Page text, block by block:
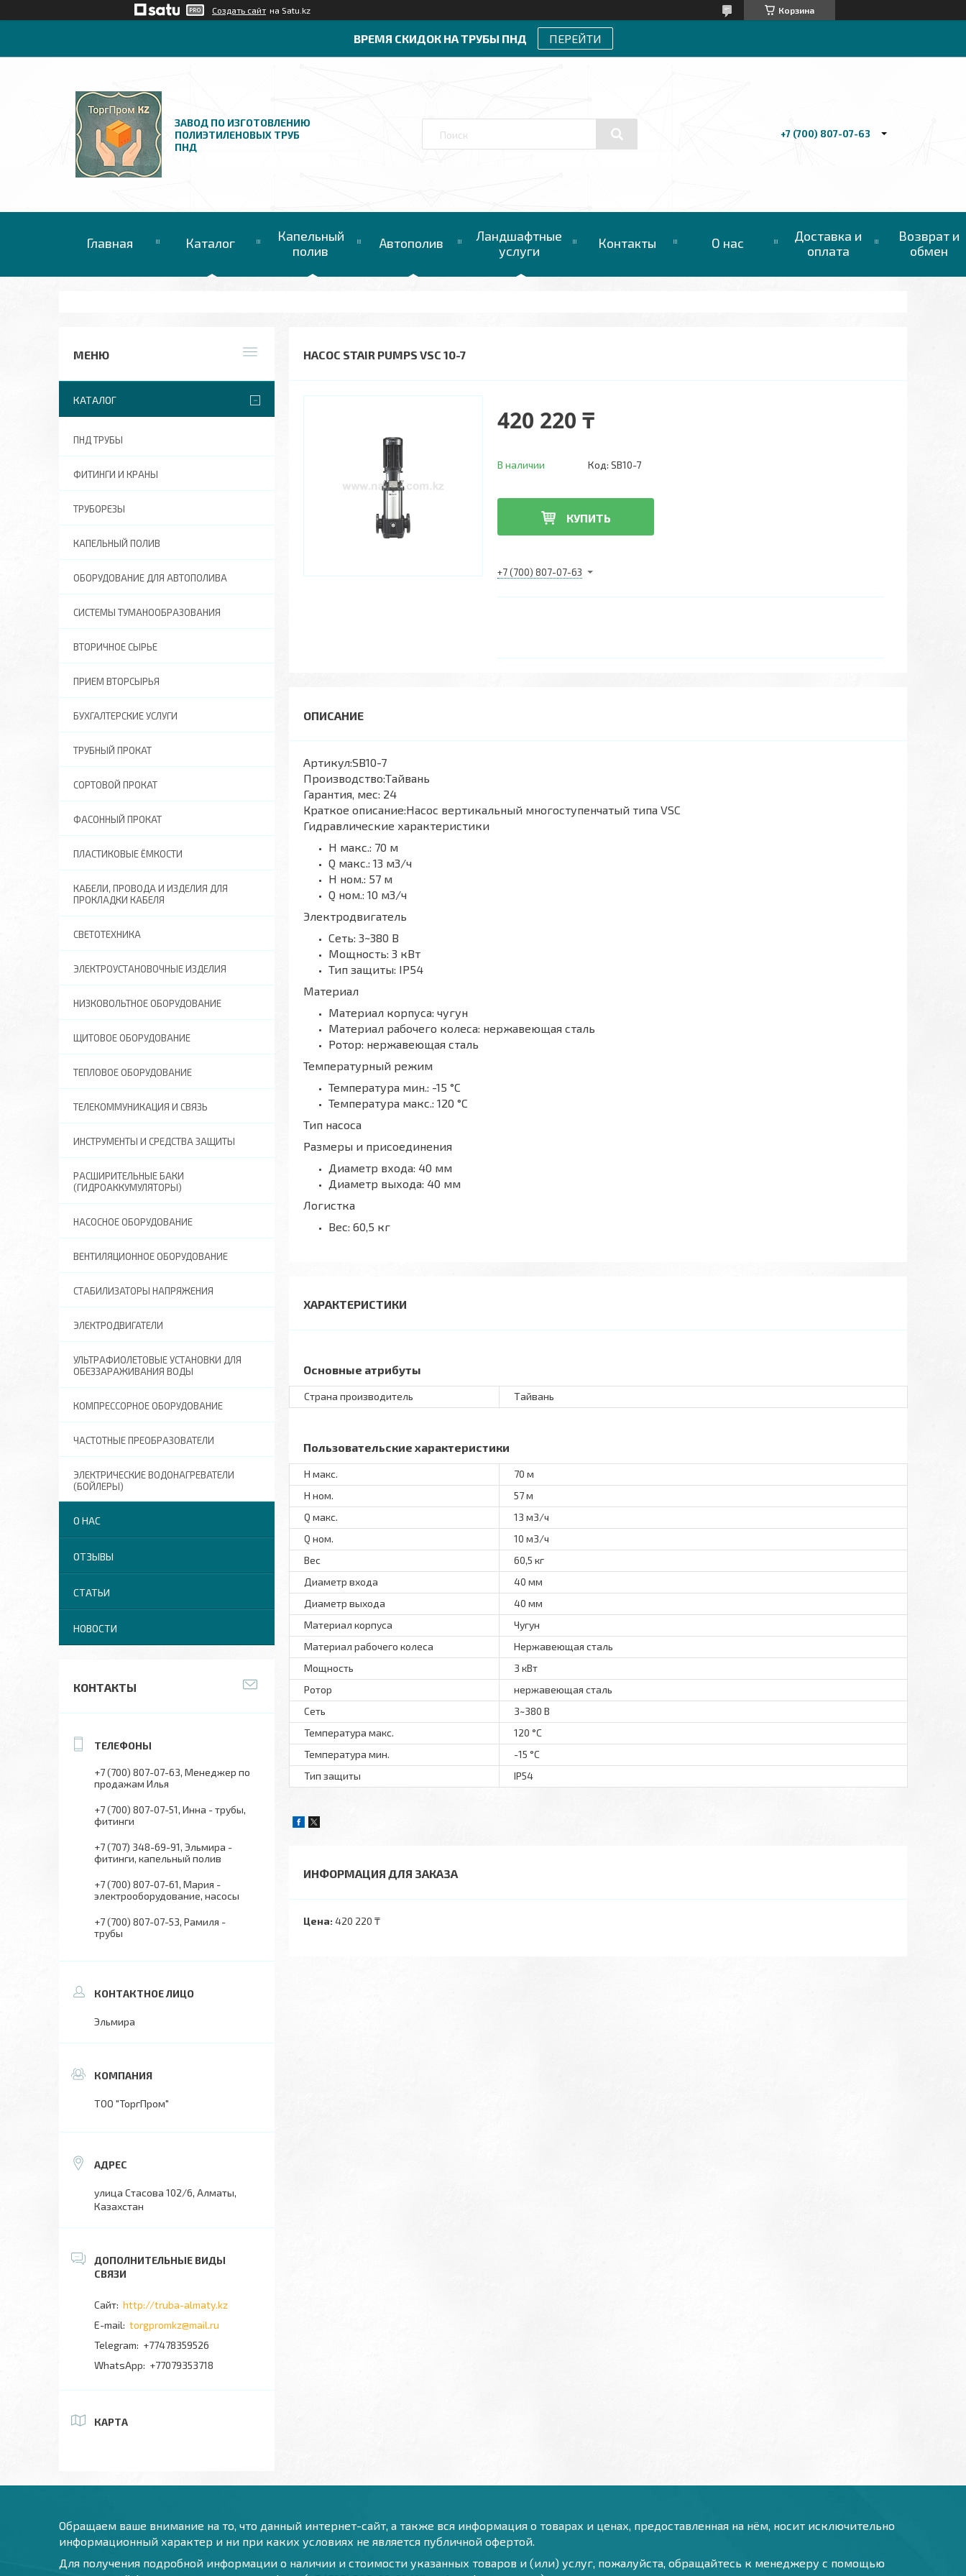
Создать сайт на Satu.kz Корзина
ВРЕМЯ СКИДОК НА ТРУБЫ ПНД ПЕРЕЙТИ
ЗАВОД ПО ИЗГОТОВЛЕНИЮ
ПОЛИЭТИЛЕНОВЫХ ТРУБ
ПНД
+7 (700) 807-07-63
Главная Каталог
Капельный
полив
Автополив
Ландшафтные
услуги
Контакты О нас
Доставка и
оплата
Возврат и
обмен
НАСОС STAIR PUMPS VSC 10-7
420 220 ₸
В наличии Код: SB10-7
КУПИТЬ
+7 (700) 807-07-63
Артикул:SB10-7
Производство:Тайвань
Гарантия, мес: 24
Краткое описание:Насос вертикальный многоступенчатый типа VSC
Гидравлические характеристики
H макс.: 70 м
Q макс.: 13 м3/ч
H ном.: 57 м
Q ном.: 10 м3/ч
Электродвигатель
Сеть: 3~380 В
Мощность: 3 кВт
Тип защиты: IP54
Материал
Материал корпуса: чугун
Материал рабочего колеса: нержавеющая сталь
Ротор: нержавеющая сталь
Температурный режим
Температура мин.: -15 °С
Температура макс.: 120 °С
Тип насоса
Размеры и присоединения
Диаметр входа: 40 мм
Диаметр выхода: 40 мм
Логистка
Вес: 60,5 кг
ХАРАКТЕРИСТИКИ
Основные атрибуты
Страна производитель Тайвань
Пользовательские характеристики
H макс.
70 м
H ном.
57 м
Q макс.
13 м3/ч
Q ном.
10 м3/ч
Вес
60,5 кг
Диаметр входа
40 мм
Диаметр выхода
40 мм
Материал корпуса
Чугун
Материал рабочего колеса
Нержавеющая сталь
Мощность
3 кВт
Ротор
нержавеющая сталь
Сеть
3~380 В
Температура макс.
120 °С
Температура мин.
-15 °С
Тип защиты
IP54
ИНФОРМАЦИЯ ДЛЯ ЗАКАЗА
Цена: 420 220 ₸
КАТАЛОГ
ПНД ТРУБЫ
ФИТИНГИ И КРАНЫ
ТРУБОРЕЗЫ
КАПЕЛЬНЫЙ ПОЛИВ
ОБОРУДОВАНИЕ ДЛЯ АВТОПОЛИВА
СИСТЕМЫ ТУМАНООБРАЗОВАНИЯ
ВТОРИЧНОЕ СЫРЬЕ
ПРИЕМ ВТОРСЫРЬЯ
БУХГАЛТЕРСКИЕ УСЛУГИ
ТРУБНЫЙ ПРОКАТ
СОРТОВОЙ ПРОКАТ
ФАСОННЫЙ ПРОКАТ
ПЛАСТИКОВЫЕ ЁМКОСТИ
КАБЕЛИ, ПРОВОДА И ИЗДЕЛИЯ ДЛЯ
ПРОКЛАДКИ КАБЕЛЯ
СВЕТОТЕХНИКА
ЭЛЕКТРОУСТАНОВОЧНЫЕ ИЗДЕЛИЯ
НИЗКОВОЛЬТНОЕ ОБОРУДОВАНИЕ
ЩИТОВОЕ ОБОРУДОВАНИЕ
ТЕПЛОВОЕ ОБОРУДОВАНИЕ
ТЕЛЕКОММУНИКАЦИЯ И СВЯЗЬ
ИНСТРУМЕНТЫ И СРЕДСТВА ЗАЩИТЫ
РАСШИРИТЕЛЬНЫЕ БАКИ
(ГИДРОАККУМУЛЯТОРЫ)
НАСОСНОЕ ОБОРУДОВАНИЕ
ВЕНТИЛЯЦИОННОЕ ОБОРУДОВАНИЕ
СТАБИЛИЗАТОРЫ НАПРЯЖЕНИЯ
ЭЛЕКТРОДВИГАТЕЛИ
УЛЬТРАФИОЛЕТОВЫЕ УСТАНОВКИ ДЛЯ
ОБЕЗЗАРАЖИВАНИЯ ВОДЫ
КОМПРЕССОРНОЕ ОБОРУДОВАНИЕ
ЧАСТОТНЫЕ ПРЕОБРАЗОВАТЕЛИ
ЭЛЕКТРИЧЕСКИЕ ВОДОНАГРЕВАТЕЛИ
(БОЙЛЕРЫ)
О НАС
ОТЗЫВЫ
СТАТЬИ
НОВОСТИ
КОНТАКТЫ
+7 (700) 807-07-63 Менеджер по
продажам Илья
+7 (700) 807-07-51 Инна - трубы,
фитинги
+7 (707) 348-69-91 Эльмира -
фитинги, капельный полив
+7 (700) 807-07-61 Мария -
электрооборудование, насосы
+7 (700) 807-07-53 Рамиля -
трубы
Эльмира
ТОО "ТоргПром"
улица Стасова 102/6, Алматы,
Казахстан
http://truba-almaty.kz
torgpromkz@mail.ru
+77478359526
+77079353718
КАРТА
Обращаем ваше внимание на то, что данный интернет-сайт, а также вся информация о товарах и ценах, предоставленная на нём, носит исключительно
информационный характер и ни при каких условиях не является публичной офертой.
Для получения подробной информации о наличии и стоимости указанных товаров и (или) услуг, пожалуйста, обращайтесь к менеджеру с помощью